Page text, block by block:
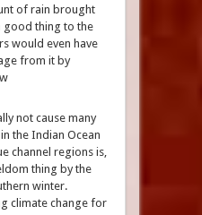
of rain brought
good thing to the
would even have
from it by
not cause many
the Indian Ocean
channel regions is,
thing by the
winter.
climate change for